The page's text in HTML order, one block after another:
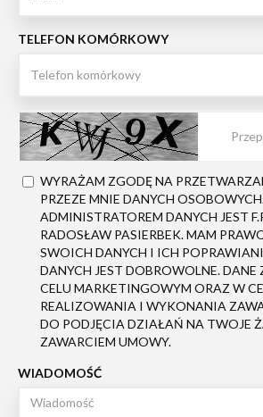
TELEFON KOMÓRKOWY
WYRAŻAM ZGODĘ NA
PRZEZE MNIE DANYCH
ADMINISTRATOREM DANYCH JEST
RADOSŁAW PASIERBEK. MAM
SWOICH DANYCH I ICH
DANYCH JEST DOBROWOLNE. DANE
CELU MARKETINGOWYM ORAZ W
REALIZOWANIA I WYKONANIA
DO PODJĘCIA DZIAŁAŃ NA TWOJE
ZAWARCIEM UMOWY.
WIADOMOŚĆ